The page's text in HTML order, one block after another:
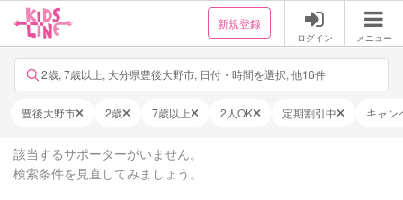
新規登録
ログイン メニュー
2歳, 7歳以上, 大分県豊後大野市, 日付・時間を選択, 他16件
豊後大野市 2歳 7歳以上 2人OK 定期割引中 キャン
該当するサポーターがいません。
検索条件を見直してみましょう。